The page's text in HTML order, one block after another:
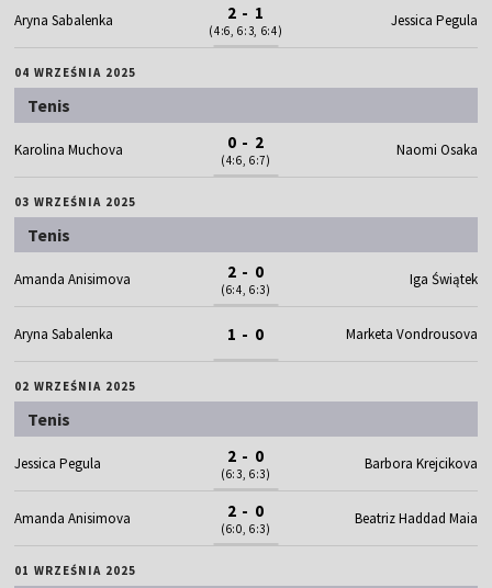
Aryna Sabalenka 2 - 1
(4:6, 6:3, 6:4)
Jessica Pegula
04 WRZEŚNIA 2025
Tenis
Karolina Muchova 0 - 2
(4:6, 6:7)
Naomi Osaka
03 WRZEŚNIA 2025
Tenis
Amanda Anisimova 2 - 0
(6:4, 6:3)
Iga Świątek
Aryna Sabalenka 1 - 0 Marketa Vondrousova
02 WRZEŚNIA 2025
Tenis
Jessica Pegula 2 - 0
(6:3, 6:3)
Barbora Krejcikova
Amanda Anisimova 2 - 0
(6:0, 6:3)
Beatriz Haddad Maia
01 WRZEŚNIA 2025